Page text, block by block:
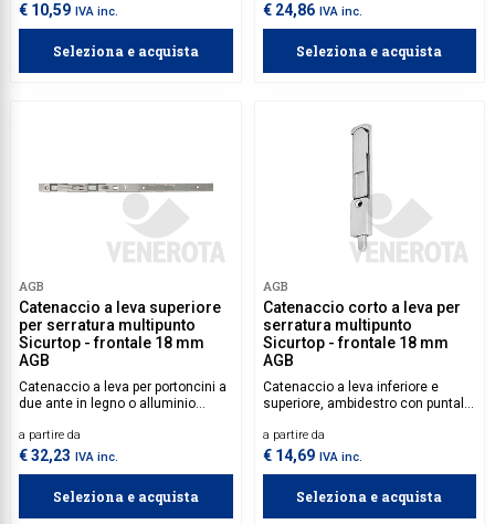
€ 10,59 IVA inc.
Seleziona e acquista
€ 24,86 IVA inc.
Seleziona e acquista
AGB
Catenaccio a leva superiore
per serratura multipunto
Sicurtop - frontale 18 mm
AGB
Catenaccio a leva per portoncini a
due ante in legno o alluminio
multipunto Securtop.
a partire da
€ 32,23 IVA inc.
Seleziona e acquista
AGB
Catenaccio corto a leva per
serratura multipunto
Sicurtop - frontale 18 mm
AGB
Catenaccio a leva inferiore e
superiore, ambidestro con puntale,
multipunto Sicurtop.
a partire da
€ 14,69 IVA inc.
Seleziona e acquista